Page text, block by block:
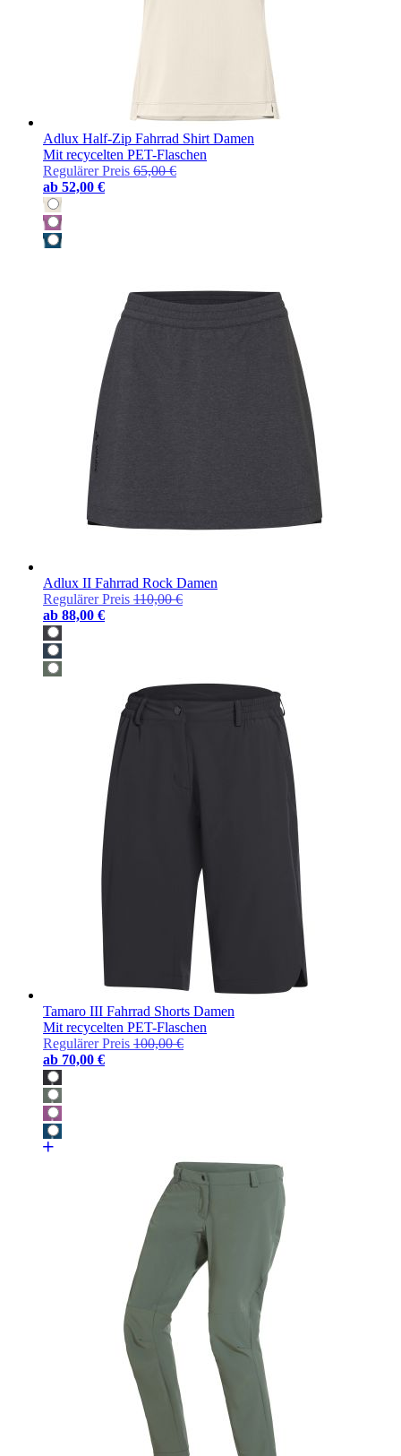
Adlux Half-Zip Fahrrad Shirt Damen
Mit recycelten PET-Flaschen
Regulärer Preis 65,00 €
ab 52,00 €
Adlux II Fahrrad Rock Damen
Regulärer Preis 110,00 €
ab 88,00 €
Tamaro III Fahrrad Shorts Damen
Mit recycelten PET-Flaschen
Regulärer Preis 100,00 €
ab 70,00 €